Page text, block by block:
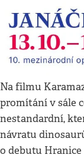
Na filmu
promítání v sále
nestandardní,
návratu
o debutu